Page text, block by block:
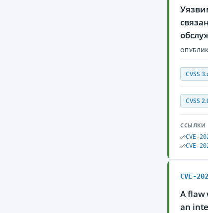
CVSS
CVSS
ССЫЛКИ
CVE-
CVE-
CVE-
A flaw
an